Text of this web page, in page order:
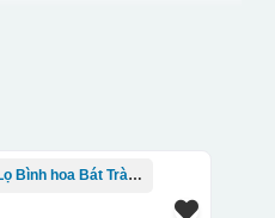
Lọ Bình hoa Bát Tràng in logo